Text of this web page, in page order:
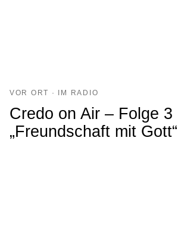
VOR ORT · IM RADIO
Credo on Air – Folge 3
„Freundschaft mit Gott“